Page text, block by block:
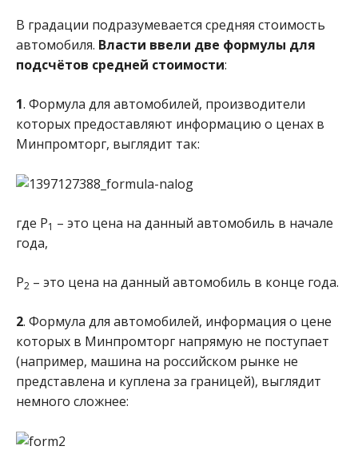
В градации подразумевается средняя стоимость
автомобиля. Власти ввели две формулы для
подсчётов средней стоимости:
1. Формула для автомобилей, производители
которых предоставляют информацию о ценах в
Минпромторг, выглядит так:
где Р1 – это цена на данный автомобиль в начале
года,
Р2 – это цена на данный автомобиль в конце года.
2. Формула для автомобилей, информация о цене
которых в Минпромторг напрямую не поступает
(например, машина на российском рынке не
представлена и куплена за границей), выглядит
немного сложнее: